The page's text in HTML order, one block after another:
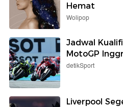
Hemat
Wolipop
Jadwal
MotoGP
detikSport
Liverpool